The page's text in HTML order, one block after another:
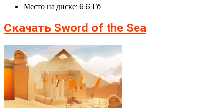
Место на диске: 6.6 Гб
Скачать Sword of the Sea